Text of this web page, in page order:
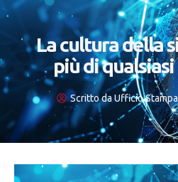
La cultura della
più di
Scritto daUfficio Stampa